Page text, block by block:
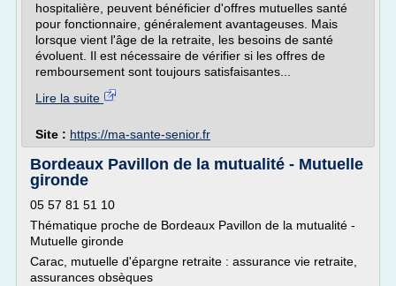
hospitalière, peuvent bénéficier d'offres mutuelles santé
pour fonctionnaire, généralement avantageuses. Mais
lorsque vient l'âge de la retraite, les besoins de santé
évoluent. Il est nécessaire de vérifier si les offres de
remboursement sont toujours satisfaisantes...
Lire la suite
Site : https://ma-sante-senior.fr
Bordeaux Pavillon de la mutualité - Mutuelle
gironde
05 57 81 51 10
Thématique proche de Bordeaux Pavillon de la mutualité -
Mutuelle gironde
Carac, mutuelle d'épargne retraite : assurance vie retraite,
assurances obsèques